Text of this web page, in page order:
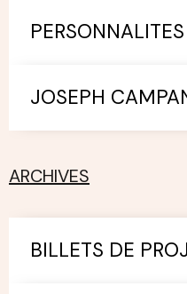
JOSEPH
ARCHIVES
BILLETS DE